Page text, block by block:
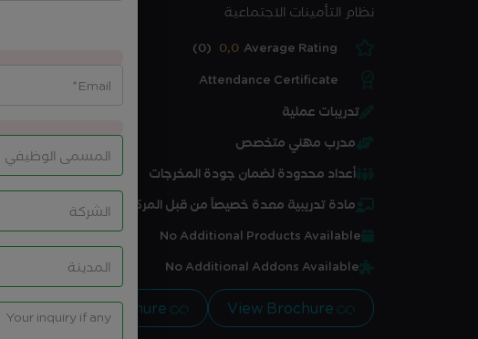
نظام التأمينات الاجتماعية
Average Rating
0,0
(0)
Attendance Certificate
تدريبات عملية
مدرب مهني متخصص
أعداد محدودة لضمان جودة المخرجات
مادة تدريبية معدة خصيصاً من قبل المركز
No Additional Products Available
No Additional Addons Available